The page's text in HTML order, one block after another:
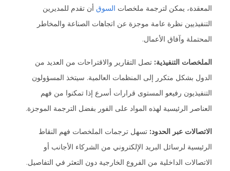
المعقدة، يمكن لترجمة ملخصات السوقأن تقدم للمديرين
التنفيذيين نظرة عامة موجزة عن اتجاهات الصناعة والمخاطر
المحتملة وآفاق الأعمال.
الملخصات التنفيذية: تصل التقارير والاقتراحات من العديد من
الدول بشكل متكرر إلى المنظمات العالمية. سيتخذ المسؤولون
التنفيذيون رفيعو المستوى قرارات أسرع إذا تمكنوا من فهم
العناصر الرئيسية لهذه المواد على الفور بفضل الترجمة الموجزة.
الاتصالات عبر الحدود: تسهل ترجمات الملخصات فهم النقاط
الرئيسية لرسائل البريد الإلكتروني من الشركاء الأجانب أو
الاتصالات الداخلية من الفروع الخارجية دون التعثر في التفاصيل.